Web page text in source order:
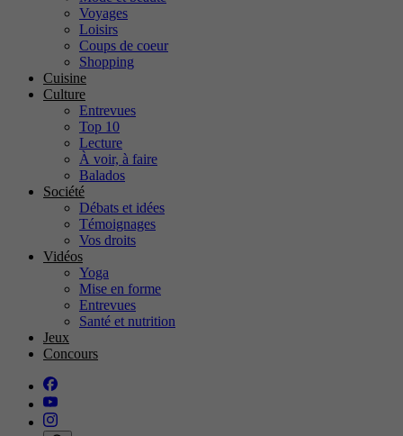
Voyages
Loisirs
Coups de coeur
Shopping
Cuisine
Culture
Entrevues
Top 10
Lecture
À voir, à faire
Balados
Société
Débats et idées
Témoignages
Vos droits
Vidéos
Yoga
Mise en forme
Entrevues
Santé et nutrition
Jeux
Concours